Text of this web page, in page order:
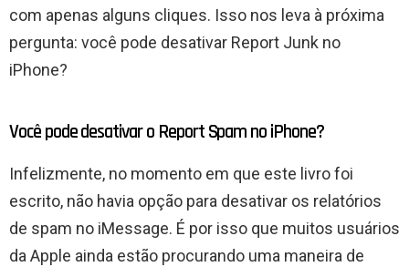
com apenas alguns cliques. Isso nos leva à próxima
pergunta: você pode desativar Report Junk no
iPhone?
Você pode desativar o Report Spam no iPhone?
Infelizmente, no momento em que este livro foi
escrito, não havia opção para desativar os relatórios
de spam no iMessage. É por isso que muitos usuários
da Apple ainda estão procurando uma maneira de